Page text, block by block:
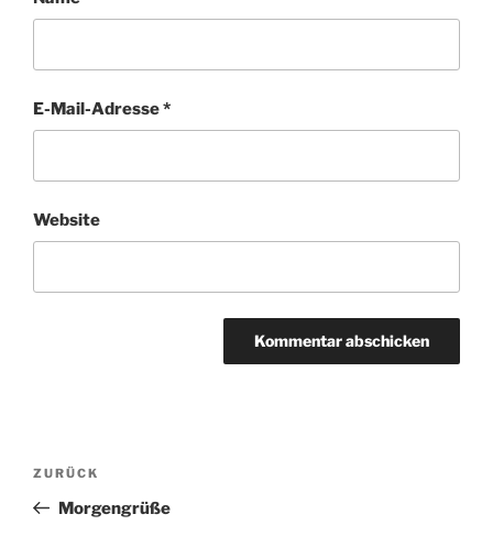
E-Mail-Adresse*
Website
Beitragsnavigation
Vorheriger
Beitrag
ZURÜCK
Morgengrüße